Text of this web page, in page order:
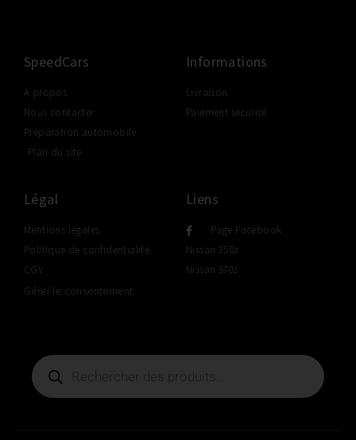
SpeedCars
A propos
Nous contacter
Préparation automobile
Plan du site
Informations
Livraison
Paiement sécurisé
Légal
Mentions légales
Politique de confidentialité
CGV
Gérer le consentement
Liens
Page Facebook
Nissan 350z
Nissan 370z